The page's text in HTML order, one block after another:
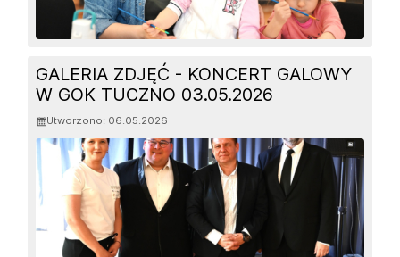
GALERIA ZDJĘĆ - KONCERT GALOWY
W GOK TUCZNO 03.05.2026
Utworzono: 06.05.2026